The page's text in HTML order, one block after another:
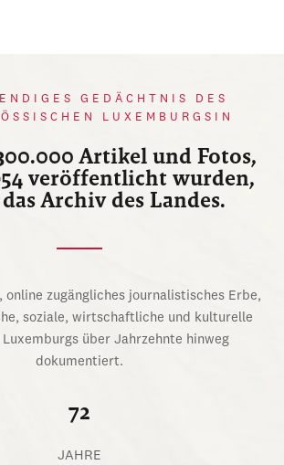
GEDÄCHTNIS DES
LUXEMBURGSIN
Artikel und Fotos,
veröffentlicht wurden,
Archiv des Landes.
online zugängliches journalistisches Erbe,
soziale, wirtschaftliche und kulturelle
über Jahrzehnte hinweg
dokumentiert.
72
JAHRE